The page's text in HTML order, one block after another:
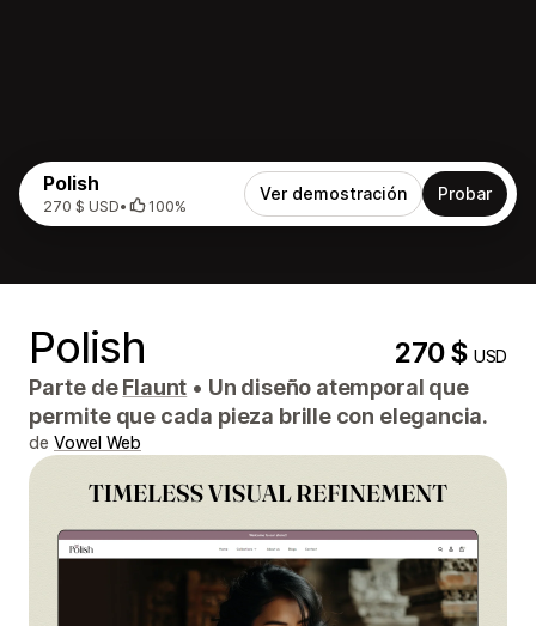
Polish
270 $ USD• 100%
Ver demostración Probar
Polish 270 $USD
Parte deFlaunt • Un diseño atemporal que
permite que cada pieza brille con elegancia.
de Vowel Web